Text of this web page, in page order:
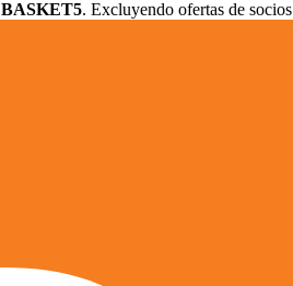
BASKET5. Excluyendo ofertas de socios